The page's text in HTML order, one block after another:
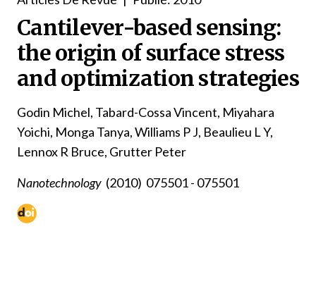
Cantilever-based sensing:
the origin of surface stress
and optimization strategies
Godin Michel, Tabard-Cossa Vincent, Miyahara
Yoichi, Monga Tanya, Williams P J, Beaulieu L Y,
Lennox R Bruce, Grutter Peter
Nanotechnology (2010) 075501 - 075501